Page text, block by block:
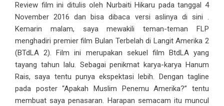
Review film ini ditulis oleh Nurbaiti Hikaru pada tanggal 4
November 2016 dan bisa dibaca versi aslinya di sini .
Kemarin malam, saya mewakili teman-teman FLP
menghadiri premier film Bulan Terbelah di Langit Amerika 2
(BTdLA 2). Film ini merupakan sekuel film BtdLA yang
tayang tahun lalu. Sebagai penikmat karya-karya Hanum
Rais, saya tentu punya ekspektasi lebih. Dengan tagline
pada poster “Apakah Muslim Penemu Amerika?” tentu
membuat saya penasaran. Harapan semacam itu muncul